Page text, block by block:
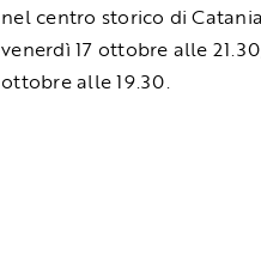
nel centro storico di
venerdì 17 ottobre alle
ottobre alle 19.30.